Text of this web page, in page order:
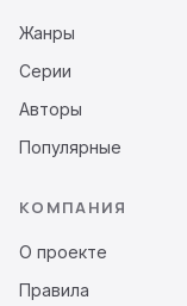
Жанры
Серии
Авторы
Популярные
КОМПАНИЯ
О проекте
Правила